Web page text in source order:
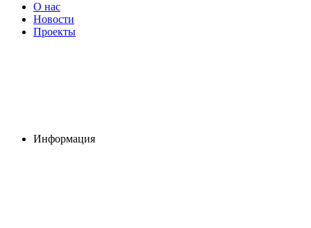
О нас
Новости
Проекты
Информация